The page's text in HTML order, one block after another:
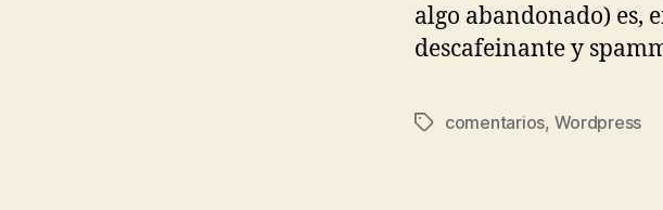
algo abandonado) es,
descafeinante y
Etiquetas
comentarios, Wordpress